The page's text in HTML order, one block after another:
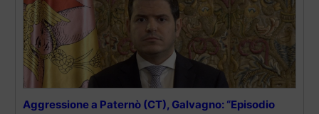
Aggressione a Paternò (CT), Galvagno: “Episodio